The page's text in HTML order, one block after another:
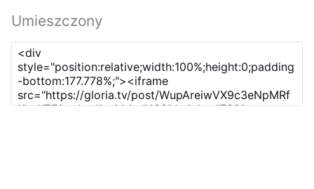
Umieszczony